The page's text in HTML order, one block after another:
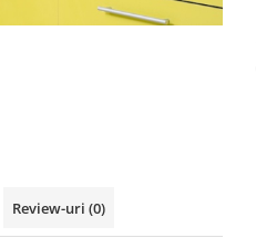
Review-uri (0)